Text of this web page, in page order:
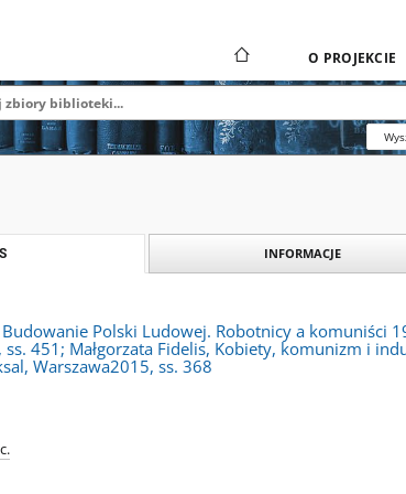
O PROJEKCIE
INFORMACJE
Polski Ludowej. Robotnicy a komuniści
ss. 451; Małgorzata Fidelis, Kobiety, komunizm i
Warszawa2015, ss. 368